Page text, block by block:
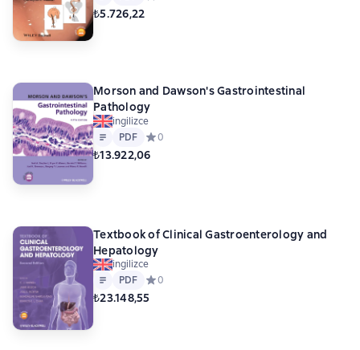
₺5.726,22
Morson and Dawson's Gastrointestinal
Pathology
ingilizce
Metin
PDF
PDF Средний рейтинг 0 на основе 0 оценок
0
₺13.922,06
Textbook of Clinical Gastroenterology and
Hepatology
ingilizce
Metin
PDF
PDF Средний рейтинг 0 на основе 0 оценок
0
₺23.148,55